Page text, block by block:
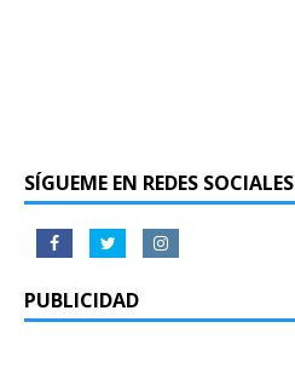
SÍGUEME EN REDES SOCIALES
PUBLICIDAD